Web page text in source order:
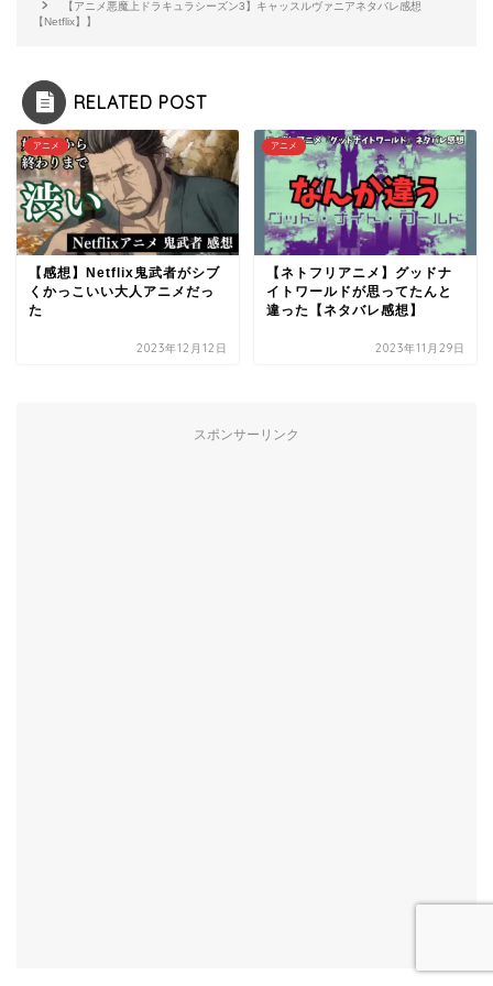
【アニメ悪魔上ドラキュラシーズン3】キャッスルヴァニアネタバレ感想
【Netflix】】
RELATED POST
アニメ
【感想】Netflix鬼武者がシブ
くかっこいい大人アニメだっ
た
2023年12月12日
アニメ
【ネトフリアニメ】グッドナ
イトワールドが思ってたんと
違った【ネタバレ感想】
2023年11月29日
スポンサーリンク